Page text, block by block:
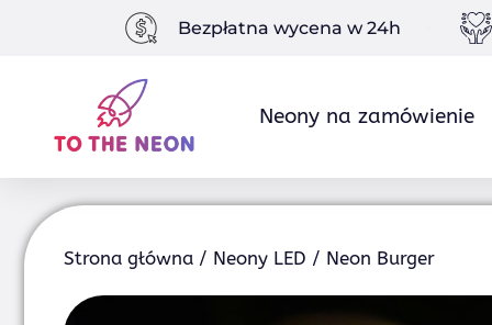
Bezpłatna wycena w 24h
Neony na zamówienie
Strona główna / Neony LED / Neon Burger